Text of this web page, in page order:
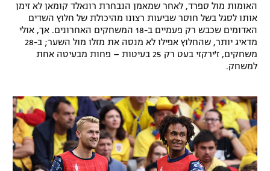
מדיניות פרטיות
תקנון פעילות ספורט 1
רשיון להקרנה פומבית לבית עסק
הצטרפות לחבילת הערוצים
לוח דרושים – ג'ובנט
תגיות
גיימינג E-Sports
האומות מול ספרד, לאחר שמאמן הנבחרת רונאלד קומאן לא זימן
אותו לסגל בשל חוסר שביעות רצונו מהיכולת של חלוץ השדים
האדומים שכבש רק פעמיים ב-18 המשחקים האחרונים. אך, אולי
מדאיג יותר, שהחלוץ אפילו לא מנסה את מזלו מול השער; ב-28
משחקים, ז'ירקזי בעט רק 25 בעיטות – פחות מבעיטה אחת
למשחק.